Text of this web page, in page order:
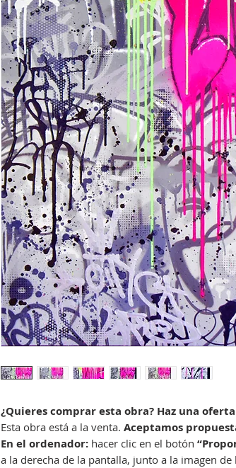
¿Quieres comprar esta obra? Haz una
Esta obra está a la venta. Aceptamos
En el ordenador: hacer clic en el botón
a la derecha de la pantalla, junto a la imagen de